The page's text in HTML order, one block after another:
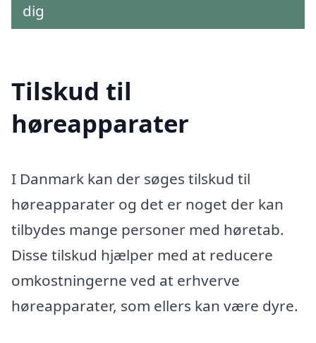
dig
Tilskud til
høreapparater
I Danmark kan der søges tilskud til
høreapparater og det er noget der kan
tilbydes mange personer med høretab.
Disse tilskud hjælper med at reducere
omkostningerne ved at erhverve
høreapparater, som ellers kan være dyre.